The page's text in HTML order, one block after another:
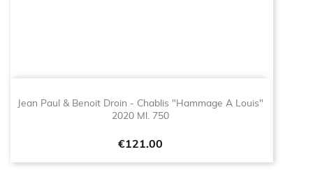
Jean Paul & Benoit Droin - Chablis "Hammage A Louis"
2020 Ml. 750
Price
€121.00